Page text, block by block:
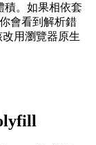
積。如果相依套
會看到解析錯
用瀏覽器原生